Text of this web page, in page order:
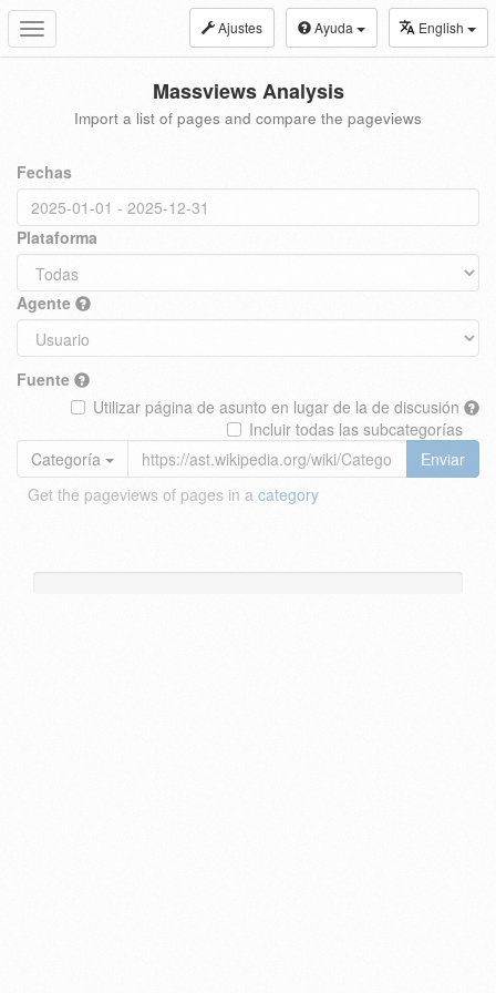
Toggle
navigation
Ajustes Ayuda English
Massviews Analysis
Import a list of pages and compare the pageviews
Fechas
Plataforma
Agente
Fuente
Utilizar página de asunto en lugar de la de discusión
Incluir todas las subcategorías
Categoría
Enviar
Get the pageviews of pages in a category